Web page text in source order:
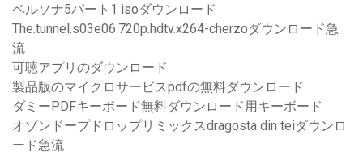
ペルソナ5パート1 isoダウンロード
The.tunnel.s03e06.720p.hdtv.x264-cherzoダウンロード急
流
可聴アプリのダウンロード
製品版のマイクロサービスpdfの無料ダウンロード
ダミーPDFキーボード無料ダウンロード用キーボード
オゾンドープドロップリミックスdragosta din teiダウンロ
ード急流